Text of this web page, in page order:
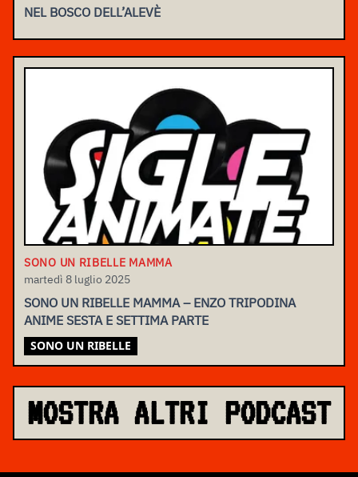
NEL BOSCO DELL’ALEVÈ
SONO UN RIBELLE MAMMA
martedì 8 luglio 2025
SONO UN RIBELLE MAMMA – ENZO TRIPODINA
ANIME SESTA E SETTIMA PARTE
SONO UN RIBELLE
MOSTRA ALTRI PODCAST